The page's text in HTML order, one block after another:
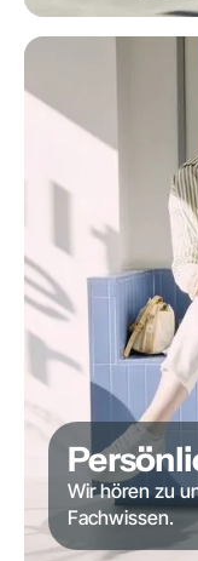
Wir hören zu
Fachwissen.